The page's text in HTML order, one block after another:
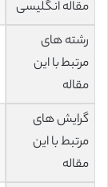
مقاله انگلیسی
رشته های
مرتبط با این
مقاله
گرایش های
مرتبط با این
مقاله